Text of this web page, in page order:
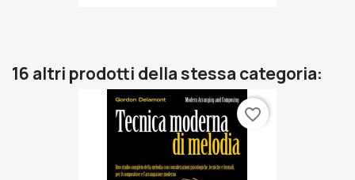
16 altri prodotti della stessa categoria:
favorite_border